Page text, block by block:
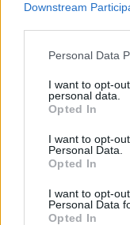
Downstream
Personal Data
I want to opt-
personal data.
Opted In
I want to opt-
Personal Data.
Opted In
I want to opt-
Personal Data
Opted In